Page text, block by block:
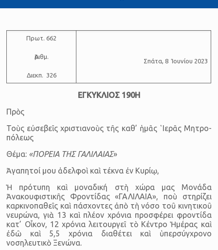
Πρωτ. 662
Ἀ­ριθμ.
Δι­εκπ. 326
Σπάτα, 8 Ἰουνίου 2023
ΕΓΚΥΚΛΙΟΣ 190Η
Πρὸς
Τοὺς εὐ­σε­βεῖς χρι­στι­α­νοὺς τῆς καθ’ ἡ­μᾶς ῾Ι­ε­ρᾶς Μη­τρο­
πό­λεως
Θέμα: «ΠΟΡΕΙΑ ΤΗΣ ΓΑΛΙΛΑΙΑΣ»
Ἀ­γα­πη­τοί μου ἀ­δελ­φοὶ καὶ τέκνα ἐν Κυρίῳ,
Ἡ πρότυπη καὶ μοναδική στὴ χώρα μας Μονάδα
Ἀνακουφιστικῆς Φροντί­δας «ΓΑΛΙΛΑΙΑ», ποὺ στηρίζει
καρκινοπαθεῖς καὶ πάσχοντες ἀπὸ τὴ νόσο τοῦ κινητικοῦ
νευρώνα, γιὰ 13 καὶ πλέον χρόνια προσφέρει φροντίδα
κατ’ Οἶκον, 12 χρόνια λειτουργεῖ τὸ Κέντρο Ἡμέρας καὶ
ἐδῶ καὶ 5,5 χρόνια διαθέτει καὶ ὑπερσύγχρονο
νοσηλευτικὸ Ξενώνα.